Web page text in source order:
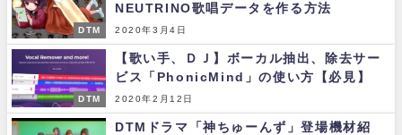
DTM
NEUTRINO歌唱データを作る方法
2020年3月4日
DTM
【歌い手、ＤＪ】ボーカル抽出、除去サー
ビス「PhonicMind」の使い方【必見】
2020年2月12日
DTMドラマ「神ちゅーんず」登場機材紹